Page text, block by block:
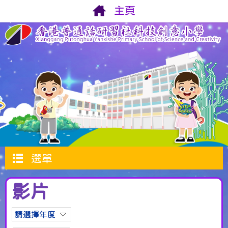
主頁
選單
影片
請選擇年度